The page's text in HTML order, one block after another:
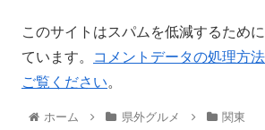
このサイトはスパムを低減するため
ています。 コメントデータの処理方
ご覧ください。
ホーム 県外グルメ 関東